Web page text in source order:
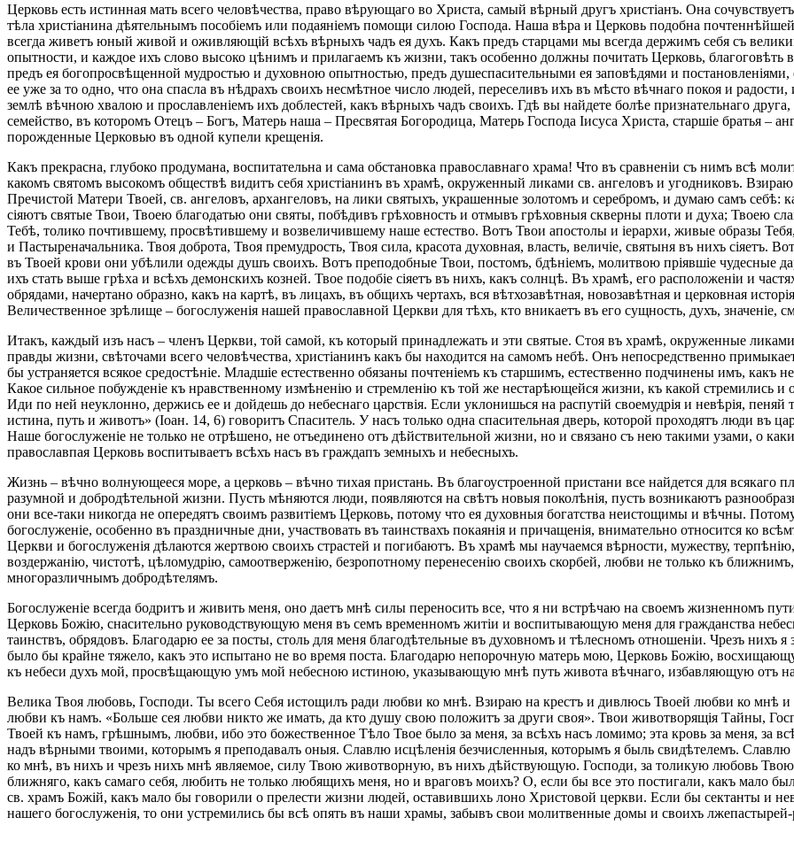
Церковь есть истинная мать всего человѣчества, право вѣрующаго во Христа, самый вѣрный другъ христіанъ. Она
тѣла христіанина дѣятельнымъ пособіемъ или подаяніемъ помощи силою Господа. Наша вѣра и Церковь подобна
всегда живетъ юный живой и оживляющій всѣхъ вѣрныхъ чадъ ея духъ. Какъ предъ старцами мы всегда держимъ себя съ
опытности, и каждое ихъ слово высоко цѣнимъ и прилагаемъ къ жизни, такъ особенно должны почитать Церковь, благоговѣть
предъ ея богопросвѣщенной мудростью и духовною опытностью, предъ душеспасительными ея заповѣдями и
ее уже за то одно, что она спасла въ нѣдрахъ своихъ несмѣтное число людей, переселивъ ихъ въ мѣсто вѣчнаго покоя и
землѣ вѣчною хвалою и прославленіемъ ихъ доблестей, какъ вѣрныхъ чадъ своихъ. Гдѣ вы найдете болѣе признательнаго
семейство, въ которомъ Отецъ – Богъ, Матерь наша – Пресвятая Богородица, Матерь Господа Іисуса Христа, старшіе братья –
порожденные Церковью въ одной купели крещенія.
Какъ прекрасна, глубоко продумана, воспитательна и сама обстановка православнаго храма! Что въ сравненіи съ нимъ всѣ
какомъ святомъ высокомъ обществѣ видитъ себя христіанинъ въ храмѣ, окруженный ликами св. ангеловъ и угодниковъ.
Пречистой Матери Твоей, св. ангеловъ, архангеловъ, на лики святыхъ, украшенные золотомъ и серебромъ, и думаю самъ себѣ:
сіяютъ святые Твои, Твоею благодатью они святы, побѣдивъ грѣховность и отмывъ грѣховныя скверны плоти и духа; Твоею
Тебѣ, толико почтившему, просвѣтившему и возвеличившему наше естество. Вотъ Твои апостолы и іерархи, живые образы
и Пастыреначальника. Твоя доброта, Твоя премудрость, Твоя сила, красота духовная, власть, величіе, святыня въ нихъ
въ Твоей крови они убѣлили одежды душъ своихъ. Вотъ преподобные Твои, постомъ, бдѣніемъ, молитвою пріявшіе чудесные
ихъ стать выше грѣха и всѣхъ демонскихъ козней. Твое подобіе сіяетъ въ нихъ, какъ солнцѣ. Въ храмѣ, его расположеніи и
обрядами, начертано образно, какъ на картѣ, въ лицахъ, въ общихъ чертахъ, вся вѣтхозавѣтная, новозавѣтная и церковная
Величественное зрѣлище – богослуженія нашей православной Церкви для тѣхъ, кто вникаетъ въ его сущность, духъ, значеніе,
Итакъ, каждый изъ насъ – членъ Церкви, той самой, къ который принадлежать и эти святые. Стоя въ храмѣ, окруженные
правды жизни, свѣточами всего человѣчества, христіанинъ какъ бы находится на самомъ небѣ. Онъ непосредственно
бы устраняется всякое средостѣніе. Младшіе естественно обязаны почтеніемъ къ старшимъ, естественно подчинены имъ, какъ
Какое сильное побужденіе къ нравственному измѣненію и стремленію къ той же нестарѣющейся жизни, къ какой стремились
Иди по ней неуклонно, держись ее и дойдешь до небеснаго царствія. Если уклонишься на распутій своемудрія и невѣрія,
истина, путь и животъ» (Іоан. 14, 6) говоритъ Спаситель. У насъ только одна спасительная дверь, которой проходятъ люди въ
Наше богослуженіе не только не отрѣшено, не отъединено отъ дѣйствительной жизни, но и связано съ нею такими узами, о
православпая Церковь воспитываетъ всѣхъ насъ въ граждапъ земныхъ и небесныхъ.
Жизнь – вѣчно волнующееся море, а церковь – вѣчно тихая пристань. Въ благоустроенной пристани все найдется для всякаго
разумной и добродѣтельной жизни. Пусть мѣняются люди, появляются на свѣтъ новыя поколѣнія, пусть возникаютъ
они все-таки никогда не опередятъ своимъ развитіемъ Церковь, потому что ея духовныя богатства неистощимы и вѣчны.
богослуженіе, особенно въ праздничные дни, участвовать въ таинствахъ покаянія и причащенія, внимательно относится ко
Церкви и богослуженія дѣлаются жертвою своихъ страстей и погибаютъ. Въ храмѣ мы научаемся вѣрности, мужеству,
воздержанію, чистотѣ, цѣломудрію, самоотверженію, безропотному перенесенію своихъ скорбей, любви не только къ
многоразличнымъ добродѣтелямъ.
Богослуженіе всегда бодритъ и живить меня, оно даетъ мнѣ силы переносить все, что я ни встрѣчаю на своемъ жизненномъ
Церковь Божію, снасительно руководствующую меня въ семъ временномъ житіи и воспитывающую меня для гражданства
таинствъ, обрядовъ. Благодарю ее за посты, столь для меня благодѣтельные въ духовномъ и тѣлесномъ отношеніи. Чрезъ нихъ
было бы крайне тяжело, какъ это испытано не во время поста. Благодарю непорочную матерь мою, Церковь Божію,
къ небеси духъ мой, просвѣщающую умъ мой небесною истиною, указывающую мнѣ путь живота вѣчнаго, избавляющую отъ
Велика Твоя любовь, Господи. Ты всего Себя истощилъ ради любви ко мнѣ. Взираю на крестъ и дивлюсь Твоей любви ко мнѣ и
любви къ намъ. «Больше сея любви никто же имать, да кто душу свою положитъ за други своя». Твои животворящія Тайны,
Твоей къ намъ, грѣшнымъ, любви, ибо это божественное Тѣло Твое было за меня, за всѣхъ насъ ломимо; эта кровь за меня, за
надъ вѣрными твоими, которымъ я преподавалъ оныя. Славлю исцѣленія безчисленныя, которымъ я быль свидѣтелемъ. Славлю
ко мнѣ, въ нихъ и чрезъ нихъ мнѣ являемое, силу Твою животворную, въ нихъ дѣйствующую. Господи, за толикую любовь Твою
ближняго, какъ самаго себя, любить не только любящихъ меня, но и враговъ моихъ? О, если бы все это постигали, какъ мало
св. храмъ Божій, какъ мало бы говорили о прелести жизни людей, оставившихь лоно Христовой церкви. Если бы сектанты и
нашего богослуженія, то они устремились бы всѣ опять въ наши храмы, забывъ свои молитвенные домы и своихъ лжепастырей-